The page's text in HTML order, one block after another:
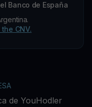
Banco de España
CNV.
de YouHodler